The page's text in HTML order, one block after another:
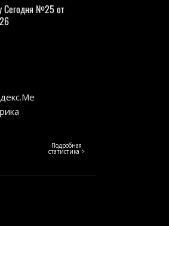
Сегодня №25 от
Подробная
статистика >